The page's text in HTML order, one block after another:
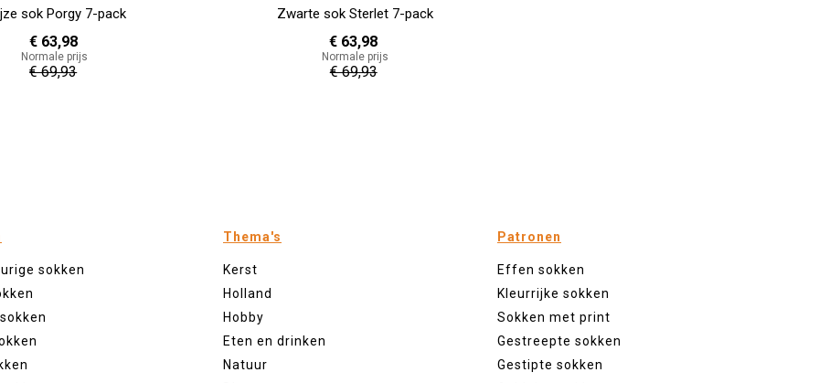
sok Porgy 7-pack
€ 63,98
Normale prijs
€ 69,93
Zwarte sok Sterlet 7-pack
€ 63,98
Normale prijs
€ 69,93
sokken
Thema's
Kerst
Holland
Hobby
Eten en drinken
Natuur
Patronen
Effen sokken
Kleurrijke sokken
Sokken met print
Gestreepte sokken
Gestipte sokken